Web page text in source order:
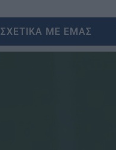
ΣΧΕΤΙΚΑ ΜΕ ΕΜΑΣ